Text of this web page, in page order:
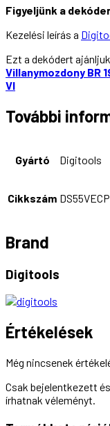
Figyeljünk a
Kezelési leírás a
Ezt a dekódert
Villanymozdony BR
VI
További
Gyártó Digitools
Cikkszám
Brand
Digitools
Értékelések
Még nincsenek
Csak bejelentkezett
írhatnak véleményt.